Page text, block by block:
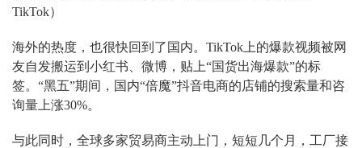
TikTok）
海外的热度，也很快回到了国内。TikTok上的爆款视频被网
友自发搬运到小红书、微博，贴上“国货出海爆款”的标
签。“黑五”期间，国内“倍魔”抖音电商的店铺的搜索量和咨
询量上涨30%。
与此同时，全球多家贸易商主动上门，短短几个月，工厂接